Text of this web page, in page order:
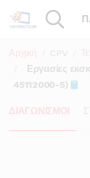
Αρχική CPV
Εργασίες
45112000-5)
ΔΙΑΓΩΝΙΣΜΟΙ